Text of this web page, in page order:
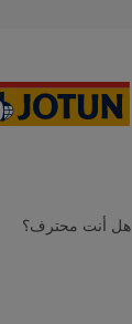
هل أنت محترف؟